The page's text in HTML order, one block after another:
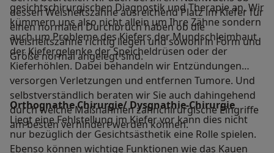
dessen Weisheitszähne ausreichend Platz im Kiefer für
einen normalen Durchbruch haben ob die
Weisheitszähne richtig liegen und sowohl in Form und
Größe normal angelegt sind.
gesichtschirurgischen Diagnostik und Therapie an. Wir
kümmern uns also nicht allein um Ihre Zähne sondern
auch um Probleme des Kiefers der Mundschleimhaut
der Kiefergelenke der Speicheldrüsen oder der
Kieferhöhlen. Dabei behandeln wir Entzündungen
versorgen Verletzungen und entfernen Tumore. Und
selbstverständlich beraten wir Sie auch dahingehend
durch welche Maßnahmen zahnchirurgische Eingriffe
am besten verhindert werden können.
Orthognathe Chirurgie/ Dysgnathie-Chirurgie
Liegt eine Fehlstellung im Kiefer vor kann dies nicht
nur bezüglich der Gesichtsästhetik eine Rolle spielen.
Ebenso können wichtige Funktionen wie das Kauen